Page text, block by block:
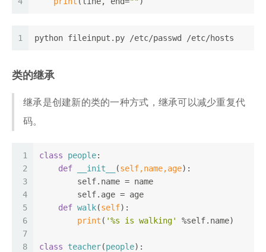
1 python fileinput.py /etc/passwd /etc/hosts
类的继承
继承是创建新的类的一种方式，继承可以减少重复代
码。
1
2
3
4
5
6
7
8
class people:
def
__init__ (self,name,age):
        self.name = name
        self.age = age
def walk(self):
print ( '%s is walking' %self.name)
class teacher(people):